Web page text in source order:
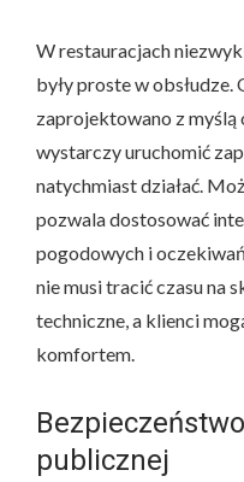
W restauracjach
były proste w
zaprojektowano z myślą
wystarczy uruchomić
natychmiast działać.
pozwala dostosować
pogodowych i
nie musi tracić czasu na
techniczne, a klienci
komfortem.
publicznej